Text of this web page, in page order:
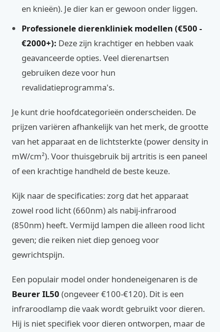
en knieën). Je dier kan er gewoon onder liggen.
Professionele dierenkliniek modellen (€500 -
€2000+): Deze zijn krachtiger en hebben vaak
geavanceerde opties. Veel dierenartsen
gebruiken deze voor hun
revalidatieprogramma's.
Je kunt drie hoofdcategorieën onderscheiden. De
prijzen variëren afhankelijk van het merk, de grootte
van het apparaat en de lichtsterkte (power density in
mW/cm²). Voor thuisgebruik bij artritis is een paneel
of een krachtige handheld de beste keuze.
Kijk naar de specificaties: zorg dat het apparaat
zowel rood licht (660nm) als nabij-infrarood
(850nm) heeft. Vermijd lampen die alleen rood licht
geven; die reiken niet diep genoeg voor
gewrichtspijn.
Een populair model onder hondeneigenaren is de
Beurer IL50 (ongeveer €100-€120). Dit is een
infraroodlamp die vaak wordt gebruikt voor dieren.
Hij is niet specifiek voor dieren ontworpen, maar de